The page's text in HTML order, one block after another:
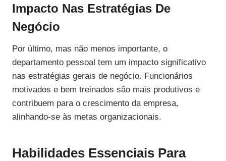
Impacto Nas Estratégias De
Negócio
Por último, mas não menos importante, o
departamento pessoal tem um impacto significativo
nas estratégias gerais de negócio. Funcionários
motivados e bem treinados são mais produtivos e
contribuem para o crescimento da empresa,
alinhando-se às metas organizacionais.
Habilidades Essenciais Para